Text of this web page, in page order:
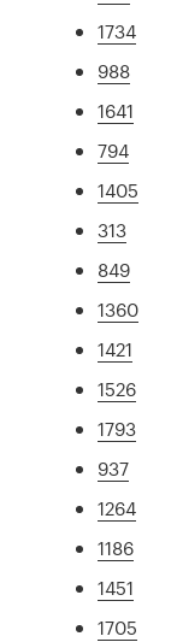
1734
988
1641
794
1405
313
849
1360
1421
1526
1793
937
1264
1186
1451
1705